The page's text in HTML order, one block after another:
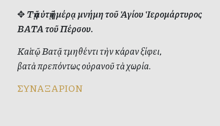
✥Τῇ αὐτῇ ἡμέρᾳ μνήμη τοῦ Ἁγίου Ἱερομάρτυρος
ΒΑΤΑ τοῦ Πέρσου.
Καὶ τῷ Βατᾷ τμηθέντι τὴν κάραν ξίφει,
βατὰ πρεπόντως οὐρανοῦ τὰ χωρία.
ΣΥΝΑΞΑΡΙΟΝ